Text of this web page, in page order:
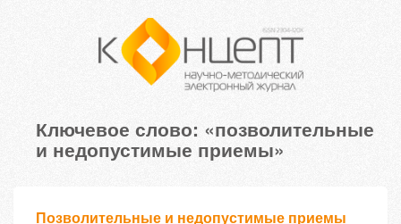
Ключевое слово: «позволительные
и недопустимые приемы»
Позволительные и недопустимые приемы